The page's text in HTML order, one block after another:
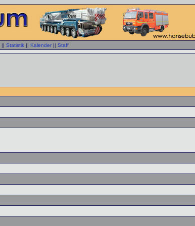
|| Statistik || Kalender || Staff